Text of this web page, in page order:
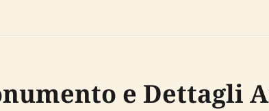
e Dettagli